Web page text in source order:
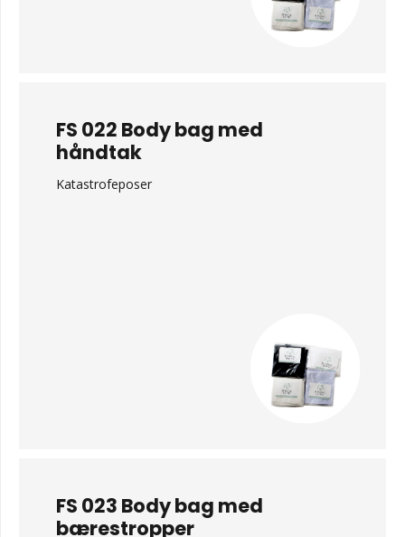
FS 022 Body bag med
håndtak
Katastrofeposer
FS 023 Body bag med
bærestropper